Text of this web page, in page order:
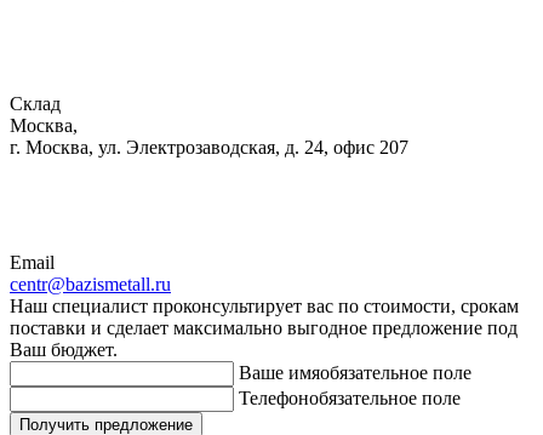
Склад
Москва,
г. Москва, ул. Электрозаводская, д. 24, офис 207
Email
centr@bazismetall.ru
Наш специалист проконсультирует вас по стоимости, срокам
поставки и сделает максимально выгодное предложение под
Ваш бюджет.
Ваше имяобязательное поле
Телефонобязательное поле
Получить предложение